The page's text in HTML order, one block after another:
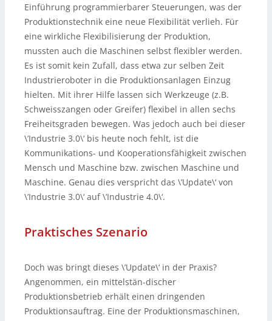
Einführung programmierbarer Steuerungen, was der
Produktionstechnik eine neue Flexibilität verlieh. Für
eine wirkliche Flexibilisierung der Produktion,
mussten auch die Maschinen selbst flexibler werden.
Es ist somit kein Zufall, dass etwa zur selben Zeit
Industrieroboter in die Produktionsanlagen Einzug
hielten. Mit ihrer Hilfe lassen sich Werkzeuge (z.B.
Schweisszangen oder Greifer) flexibel in allen sechs
Freiheitsgraden bewegen. Was jedoch auch bei dieser
\’Industrie 3.0\‘ bis heute noch fehlt, ist die
Kommunikations- und Kooperationsfähigkeit zwischen
Mensch und Maschine bzw. zwischen Maschine und
Maschine. Genau dies verspricht das \’Update\‘ von
\’Industrie 3.0\‘ auf \’Industrie 4.0\‘.
Praktisches Szenario
Doch was bringt dieses \’Update\‘ in der Praxis?
Angenommen, ein mittelstän-discher
Produktionsbetrieb erhält einen dringenden
Produktionsauftrag. Eine der Produktionsmaschinen,